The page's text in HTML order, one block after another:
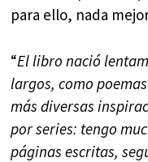
para ello, nada
“El libro nació
largos, como
más diversas
por series: tengo
páginas escritas,